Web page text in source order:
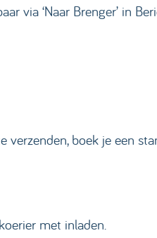
via ‘Naar Brenger’ in
boek je een
met inladen.